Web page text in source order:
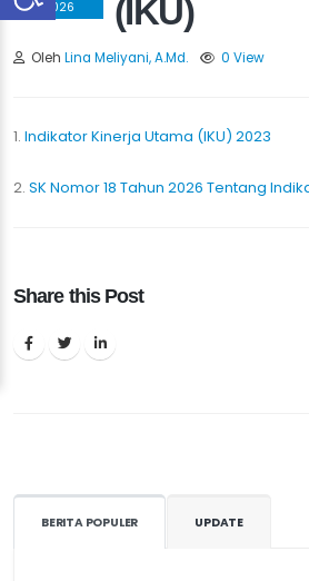
2026
(IKU)
Oleh Lina Meliyani, A.Md. 0 View
1. Indikator Kinerja Utama (IKU) 2023
2. SK Nomor 18 Tahun 2026 Tentang
Share this Post
BERITA POPULER UPDATE